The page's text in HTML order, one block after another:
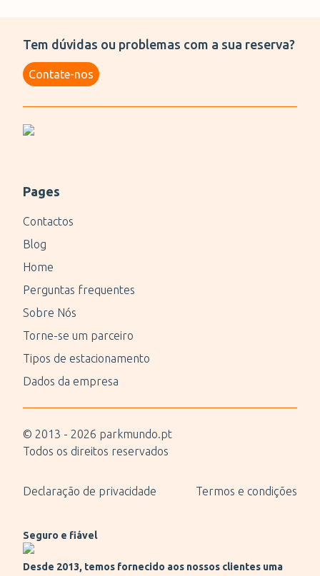
Tem dúvidas ou problemas com a sua reserva?
Contate-nos
Pages
Contactos
Blog
Home
Perguntas frequentes
Sobre Nós
Torne-se um parceiro
Tipos de estacionamento
Dados da empresa
© 2013 - 2026 parkmundo.pt
Todos os direitos reservados
Declaração de privacidade Termos e condições
Seguro e fiável
Desde 2013, temos fornecido aos nossos clientes uma